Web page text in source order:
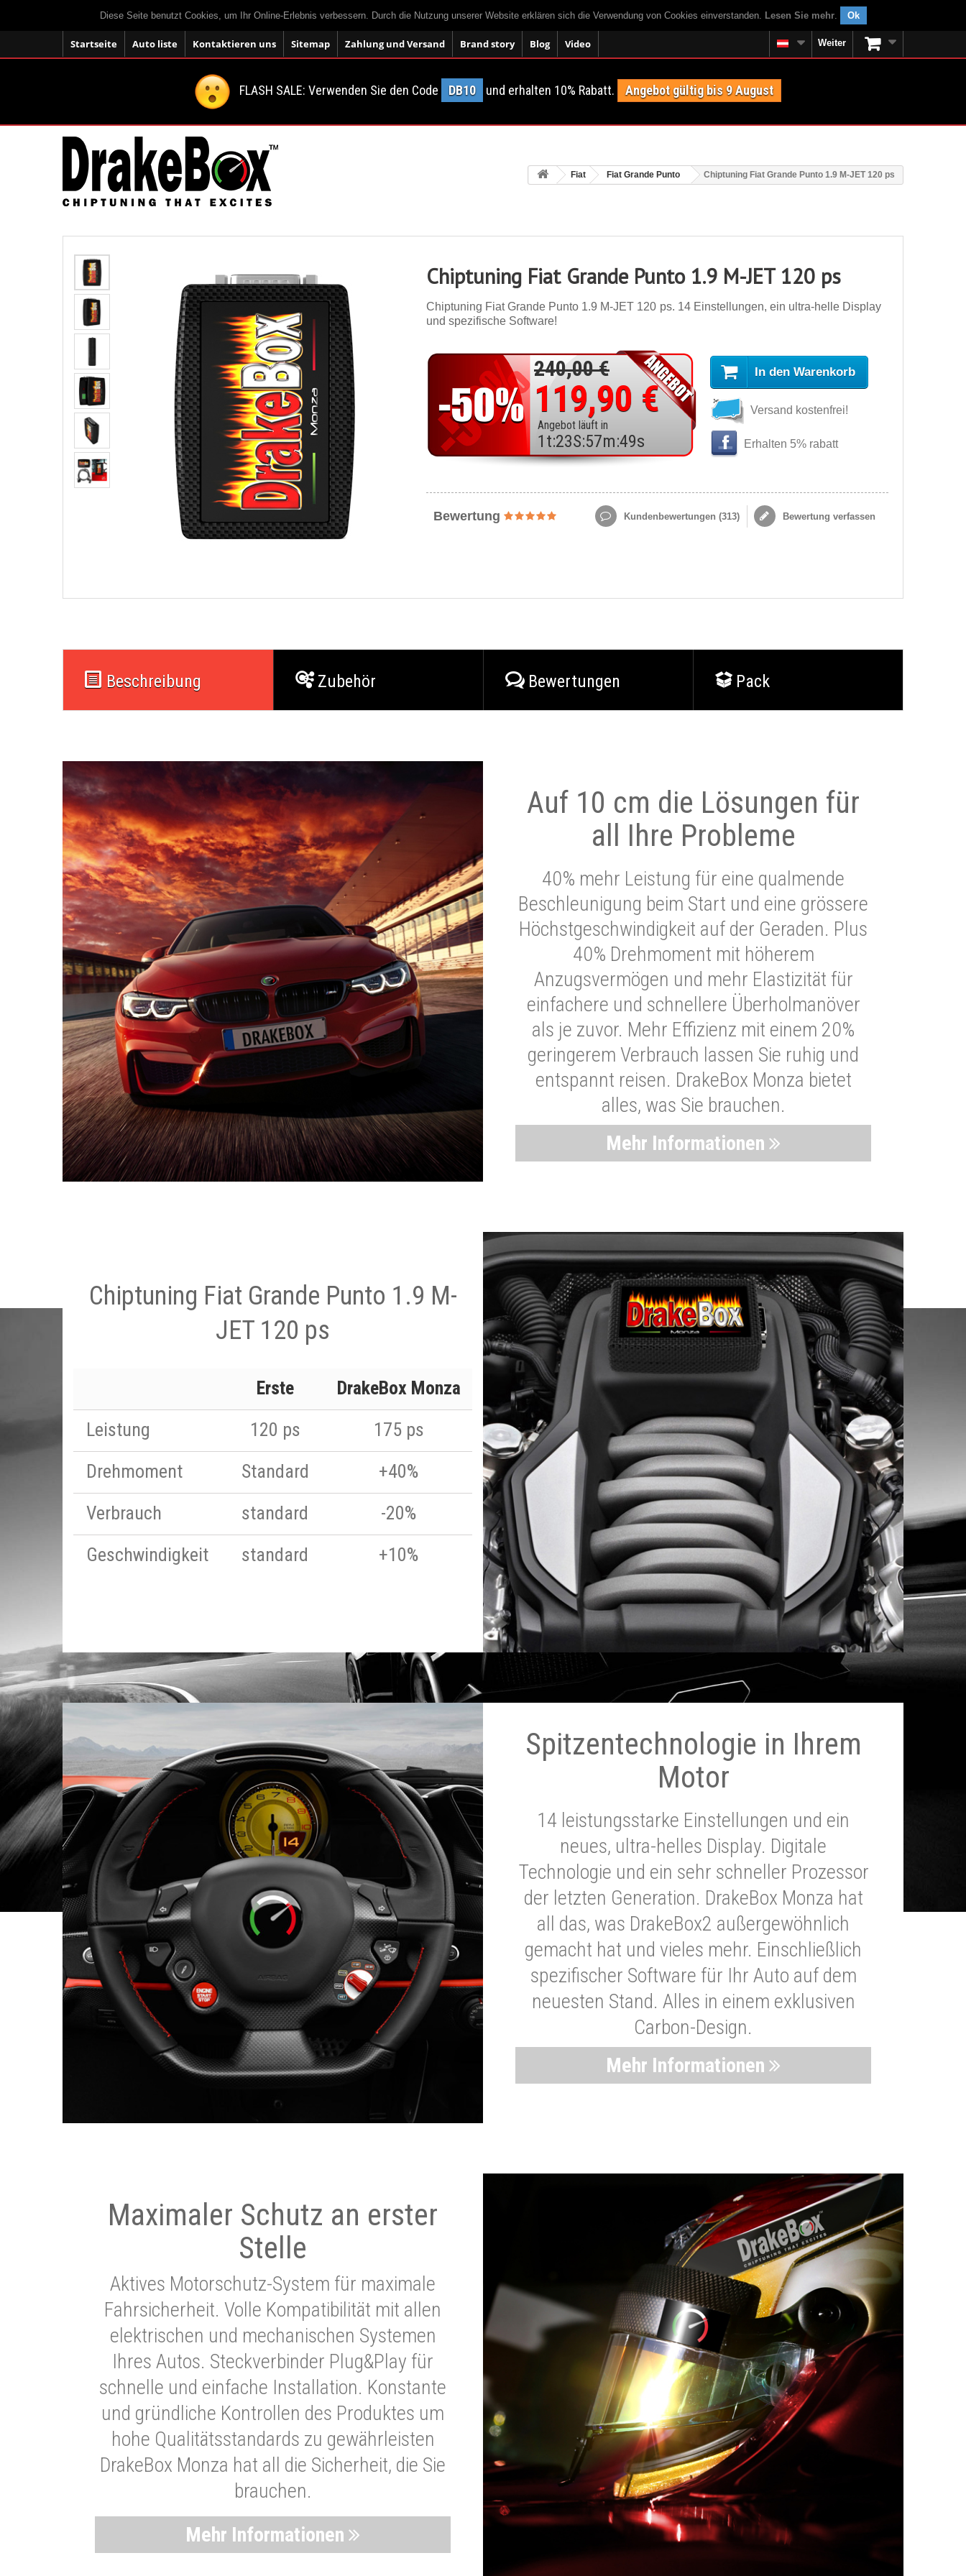
Diese Seite benutzt Cookies, um Ihr Online-Erlebnis verbessern. Durch die Nutzung unserer Website erklären sich die Verwendung von Cookies einverstanden. Lesen Sie mehr. Ok
Startseite Auto liste Kontaktieren uns Sitemap Zahlung und Versand Brand story Blog Video Weiter
FLASH SALE: Verwenden Sie den Code DB10 und erhalten 10% Rabatt. Angebot gültig bis 9 August
Fiat Fiat Grande Punto Chiptuning Fiat Grande Punto 1.9 M-JET 120 ps
Chiptuning Fiat Grande Punto 1.9 M-JET 120 ps
Chiptuning Fiat Grande Punto 1.9 M-JET 120 ps. 14 Einstellungen, ein ultra-helle Display
und spezifische Software!
240,00 €
119,90 €
Angebot läuft in
1 t:23S:57m:47s
In den Warenkorb
Versand kostenfrei!
Erhalten 5% rabatt
Bewertung Kundenbewertungen (313) Bewertung verfassen
Beschreibung Zubehör Bewertungen Pack
Auf 10 cm die Lösungen für
all Ihre Probleme
40% mehr Leistung für eine qualmende
Beschleunigung beim Start und eine grössere
Höchstgeschwindigkeit auf der Geraden. Plus
40% Drehmoment mit höherem
Anzugsvermögen und mehr Elastizität für
einfachere und schnellere Überholmanöver
als je zuvor. Mehr Effizienz mit einem 20%
geringerem Verbrauch lassen Sie ruhig und
entspannt reisen. DrakeBox Monza bietet
alles, was Sie brauchen.
Mehr Informationen
Chiptuning Fiat Grande Punto 1.9 M-
JET 120 ps
Erste
DrakeBox Monza
Leistung
120 ps
175 ps
Drehmoment
Standard
+40%
Verbrauch
standard
-20%
Geschwindigkeit
standard +10%
Spitzentechnologie in Ihrem
Motor
14 leistungsstarke Einstellungen und ein
neues, ultra-helles Display. Digitale
Technologie und ein sehr schneller Prozessor
der letzten Generation. DrakeBox Monza hat
all das, was DrakeBox2 außergewöhnlich
gemacht hat und vieles mehr. Einschließlich
spezifischer Software für Ihr Auto auf dem
neuesten Stand. Alles in einem exklusiven
Carbon-Design.
Mehr Informationen
Maximaler Schutz an erster
Stelle
Aktives Motorschutz-System für maximale
Fahrsicherheit. Volle Kompatibilität mit allen
elektrischen und mechanischen Systemen
Ihres Autos. Steckverbinder Plug&Play für
schnelle und einfache Installation. Konstante
und gründliche Kontrollen des Produktes um
hohe Qualitätsstandards zu gewährleisten
DrakeBox Monza hat all die Sicherheit, die Sie
brauchen.
Mehr Informationen